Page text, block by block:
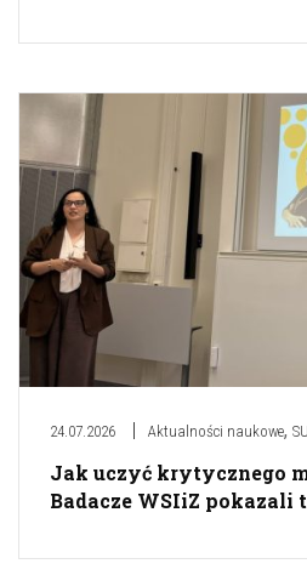
24.07.2026 Aktualności naukowe,
Jak uczyć krytycznego
Badacze WSIiZ pokazali